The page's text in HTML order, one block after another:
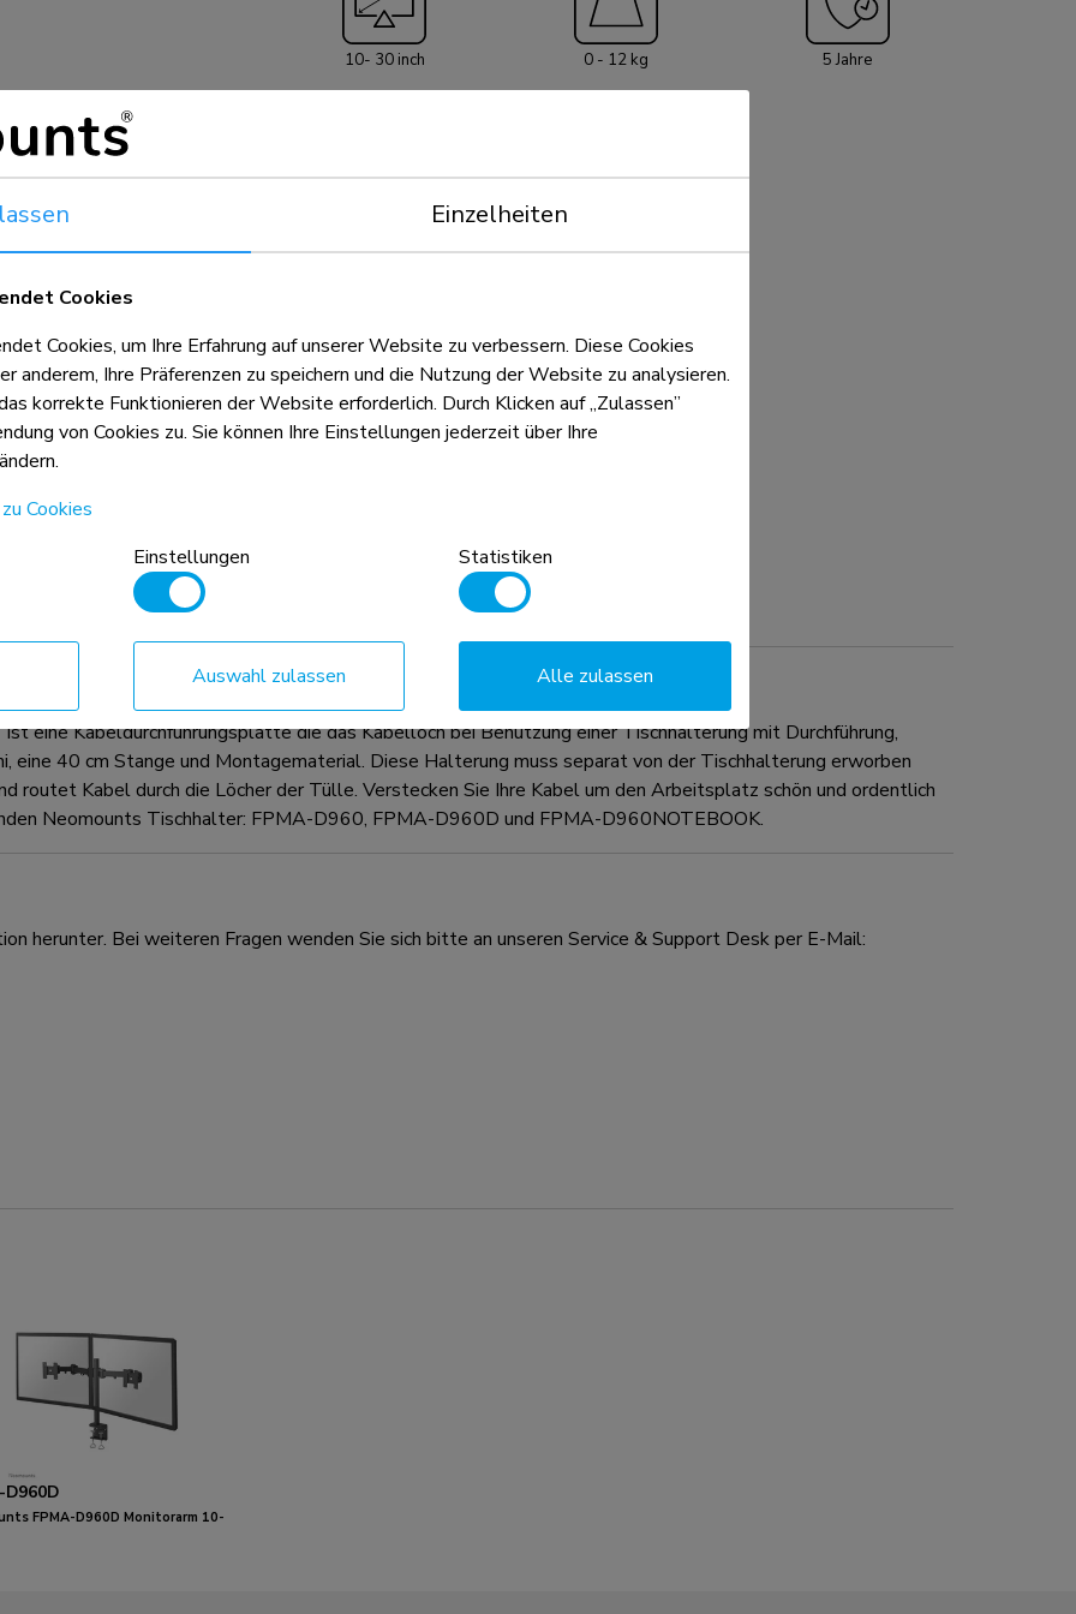
kombiniert mit dem
die VESA-Größe sind absolute
10- 30 inch 0 - 12 kg 5 Jahre
eine Kabeldurchführungsplatte die das Kabelloch bei Benutzung einer Tischhalterung mit Durchführung,
eine 40 cm Stange und Montagematerial. Diese Halterung muss separat von der Tischhalterung erworben
routet Kabel durch die Löcher der Tülle. Verstecken Sie Ihre Kabel um den Arbeitsplatz schön und ordentlich
Neomounts Tischhalter: FPMA-D960, FPMA-D960D und FPMA-D960NOTEBOOK.
herunter. Bei weiteren Fragen wenden Sie sich bitte an unseren Service & Support Desk per E-Mail:
D960D
FPMA-D960D Monitorarm 10-
Einzelheiten
Cookies
Cookies, um Ihre Erfahrung auf unserer Website zu verbessern. Diese Cookies
anderem, Ihre Präferenzen zu speichern und die Nutzung der Website zu analysieren.
korrekte Funktionieren der Website erforderlich. Durch Klicken auf „Zulassen”
von Cookies zu. Sie können Ihre Einstellungen jederzeit über Ihre
Cookies
Einstellungen
Statistiken
Auswahl zulassen Alle zulassen